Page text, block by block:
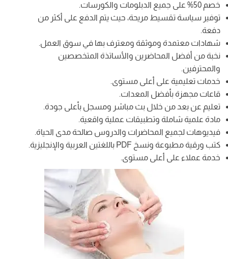
خصم 50% على جميع الدبلومات والكورسات.
توفير سياسة تقسيط مريحة، حيث يتم الدفع على أكثر من
دفعة.
شهادات معتمدة وموثقة ومعترف بها في سوق العمل.
نخبة من أفضل المحاضرين والأساتذة المتخصصين
والمحترفين.
خدمات تعليمية على أعلى مستوى.
قاعات مجهزة بأفضل المعدات.
تعليم عن بعد من خلال بث مباشر ومسجل بأعلى جودة.
مادة علمية شاملة وتطبيقات عملية واقعية.
فيديوهات لجميع المحاضرات والدروس صالحة مدى الحياة.
كتب ورقية مطبوعة ونسخ PDF باللغتين العربية والإنجليزية.
خدمة عملاء على أعلى مستوى.